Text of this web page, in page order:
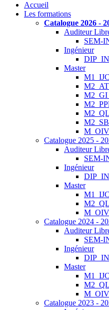
Accueil
Les formations
Catalogue 2026 -
Auditeur
SEM-
Ingénieur
Master
M2_GI
Catalogue 2025 -
Auditeur
SEM-
Ingénieur
Master
Catalogue 2024 -
Auditeur
SEM-
Ingénieur
Master
Catalogue 2023 -